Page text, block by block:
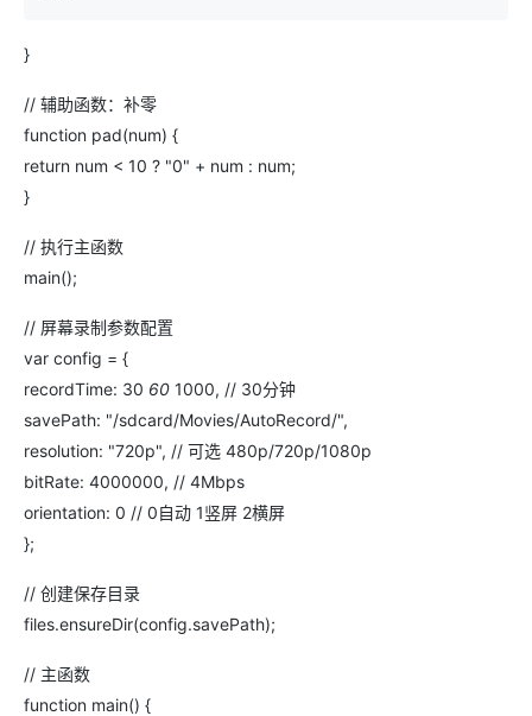
}
// 辅助函数：补零
function pad(num) {
return num < 10 ? "0" + num : num;
}
// 执行主函数
main();
// 屏幕录制参数配置
var config = {
recordTime: 30 60 1000, // 30分钟
savePath: "/sdcard/Movies/AutoRecord/",
resolution: "720p", // 可选 480p/720p/1080p
bitRate: 4000000, // 4Mbps
orientation: 0 // 0自动 1竖屏 2横屏
};
// 创建保存目录
files.ensureDir(config.savePath);
// 主函数
function main() {